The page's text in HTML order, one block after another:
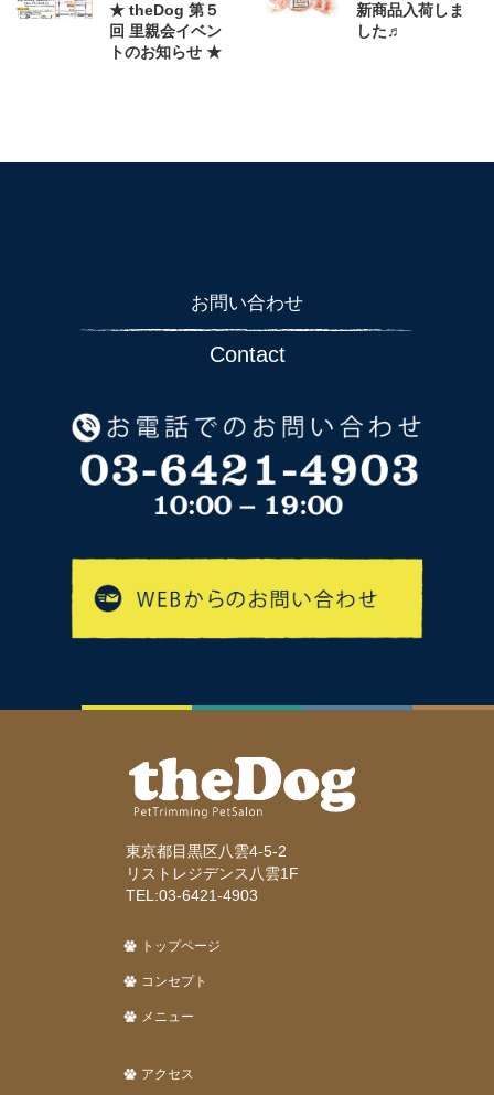
★ theDog 第５
回 里親会イベン
トのお知らせ ★
新商品入荷しま
した♬
お問い合わせ
Contact
東京都目黒区八雲4-5-2
リストレジデンス八雲1F
TEL:03-6421-4903
トップページ
コンセプト
メニュー
アクセス